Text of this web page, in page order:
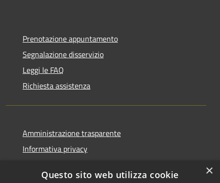
Prenotazione appuntamento
Segnalazione disservizio
Leggi le FAQ
Richiesta assistenza
Amministrazione trasparente
Informativa privacy
Dichiarazione di accessibilità
×
Questo sito web utilizza cookie